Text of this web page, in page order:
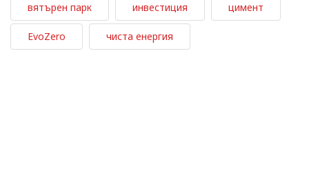
вятърен парк инвестиция цимент
EvoZero чиста енергия